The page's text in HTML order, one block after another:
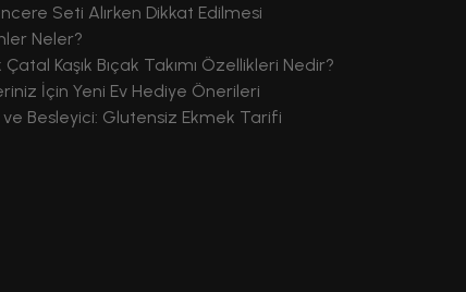
Seti Alırken Dikkat Edilmesi
Neler?
Çatal Kaşık Bıçak Takımı Özellikleri Nedir?
İçin Yeni Ev Hediye Önerileri
Besleyici: Glutensiz Ekmek Tarifi